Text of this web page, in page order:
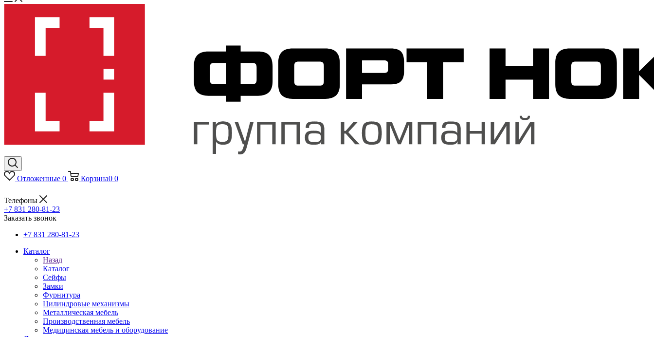
Отложенные 0 Корзина0 0
Телефоны
+7 831 280-81-23
Заказать звонок
+7 831 280-81-23
Каталог
Назад
Каталог
Сейфы
Замки
Фурнитура
Цилиндровые механизмы
Металлическая мебель
Производственная мебель
Медицинская мебель и оборудование